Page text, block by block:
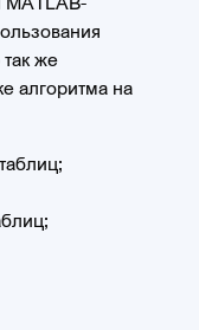
же
алгоритма на